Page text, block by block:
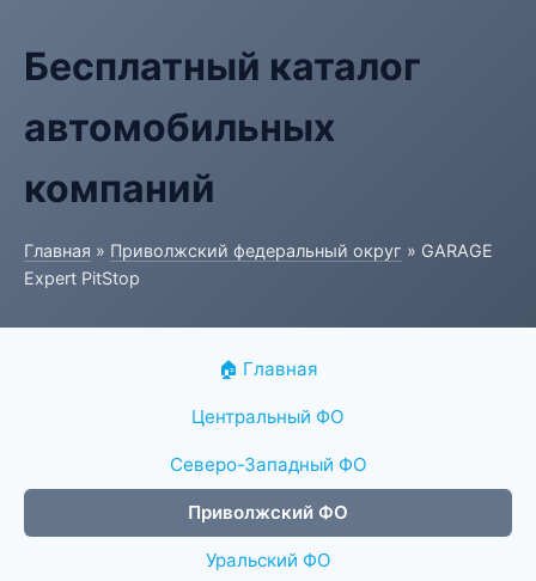
Бесплатный каталог
автомобильных
компаний
Главная » Приволжский федеральный округ » GARAGE
Expert PitStop
🏠 Главная
Центральный ФО
Северо-Западный ФО
Приволжский ФО
Уральский ФО